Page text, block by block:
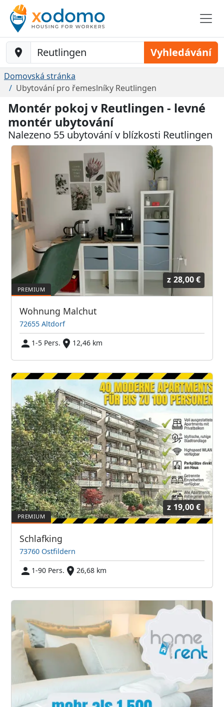
Baustelle-Location Vyhledávání
Domovská stránka
Ubytování pro řemeslníky Reutlingen
Montér pokoj v Reutlingen - levné
montér ubytování
Nalezeno 55 ubytování v blízkosti Reutlingen
z 28,00 €
Wohnung Malchut
72655 Altdorf
1-5 Pers.
12,46 km
z 19,00 €
Schlafking
73760 Ostfildern
1-90 Pers.
26,68 km